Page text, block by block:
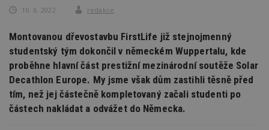
10. 6. 2022 redakce
Montovanou dřevostavbu FirstLife již stejnojmenný
studentský tým dokončil v německém Wuppertalu, kde
proběhne hlavní část prestižní mezinárodní soutěže Solar
Decathlon Europe. My jsme však dům zastihli těsně před
tím, než jej částečně kompletovaný začali studenti po
částech nakládat a odvážet do Německa.